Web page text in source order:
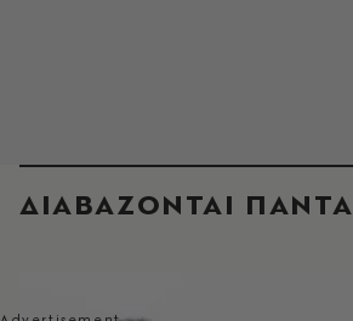
ΔΙΑΒΑΖΟΝΤΑΙ ΠΑΝΤΑ